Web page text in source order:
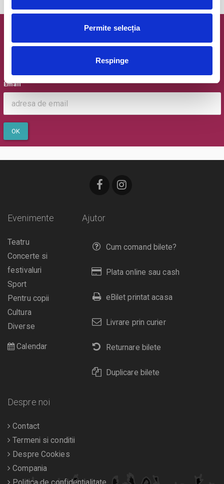
Permite selecția
Respinge
Newsletter @ Bilete.ro
Oferte exclusive si o editie saptamanala cu cele mai noi
Email
OK
Ajutor
Cum comand bilete?
Plata online sau cash
eBilet printat acasa
Livrare prin curier
Returnare bilete
Duplicare bilete
Evenimente
Teatru
Concerte si
festivaluri
Sport
Pentru copii
Cultura
Diverse
Calendar
Despre noi
Contact
Termeni si conditii
Despre Cookies
Compania